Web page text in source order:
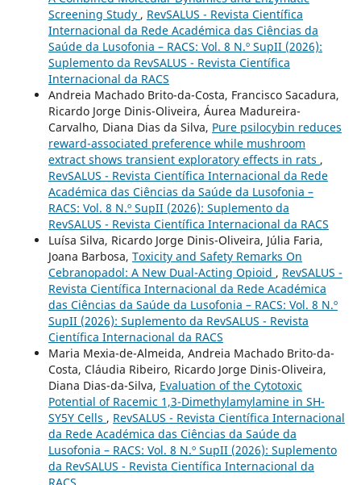
Screening Study , RevSALUS - Revista Científica
Internacional da Rede Académica das Ciências da
Saúde da Lusofonia – RACS: Vol. 8 N.º SupII (2026):
Suplemento da RevSALUS - Revista Científica
Internacional da RACS
Andreia Machado Brito-da-Costa, Francisco Sacadura,
Ricardo Jorge Dinis-Oliveira, Áurea Madureira-
Carvalho, Diana Dias da Silva, Pure psilocybin reduces
reward-associated preference while mushroom
extract shows transient exploratory effects in rats ,
RevSALUS - Revista Científica Internacional da Rede
Académica das Ciências da Saúde da Lusofonia –
RACS: Vol. 8 N.º SupII (2026): Suplemento da
RevSALUS - Revista Científica Internacional da RACS
Luísa Silva, Ricardo Jorge Dinis-Oliveira, Júlia Faria,
Joana Barbosa, Toxicity and Safety Remarks On
Cebranopadol: A New Dual-Acting Opioid , RevSALUS -
Revista Científica Internacional da Rede Académica
das Ciências da Saúde da Lusofonia – RACS: Vol. 8 N.º
SupII (2026): Suplemento da RevSALUS - Revista
Científica Internacional da RACS
Maria Mexia-de-Almeida, Andreia Machado Brito-da-
Costa, Cláudia Ribeiro, Ricardo Jorge Dinis-Oliveira,
Diana Dias-da-Silva, Evaluation of the Cytotoxic
Potential of Racemic 1,3-Dimethylamylamine in SH-
SY5Y Cells , RevSALUS - Revista Científica Internacional
da Rede Académica das Ciências da Saúde da
Lusofonia – RACS: Vol. 8 N.º SupII (2026): Suplemento
da RevSALUS - Revista Científica Internacional da
RACS